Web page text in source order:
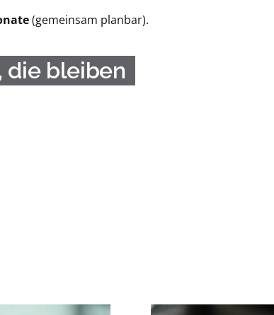
(gemeinsam planbar).
die bleiben